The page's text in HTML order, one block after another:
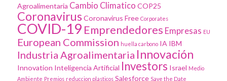
Agroalimentaria Cambio Climatico COP25
Coronavirus Coronavirus Free Corporates
COVID-19 Emprendedores Empresas EU
European Commission huella carbono IA IBM
Industria Agroalimentaria Innovación
Innovation Inteligencia Artificial Investors Israel Medio
Ambiente Premios reduccion plasticos Salesforce Save the Date